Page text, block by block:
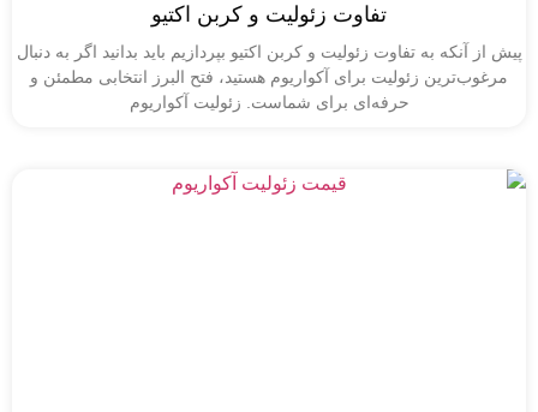
تفاوت زئولیت و کربن اکتیو
به تفاوت زئولیت و کربن اکتیو بپردازیم باید بدانید اگر به دنبال
زئولیت برای آکواریوم هستید، فتح البرز انتخابی مطمئن و
حرفه‌ای برای شماست. زئولیت آکواریوم